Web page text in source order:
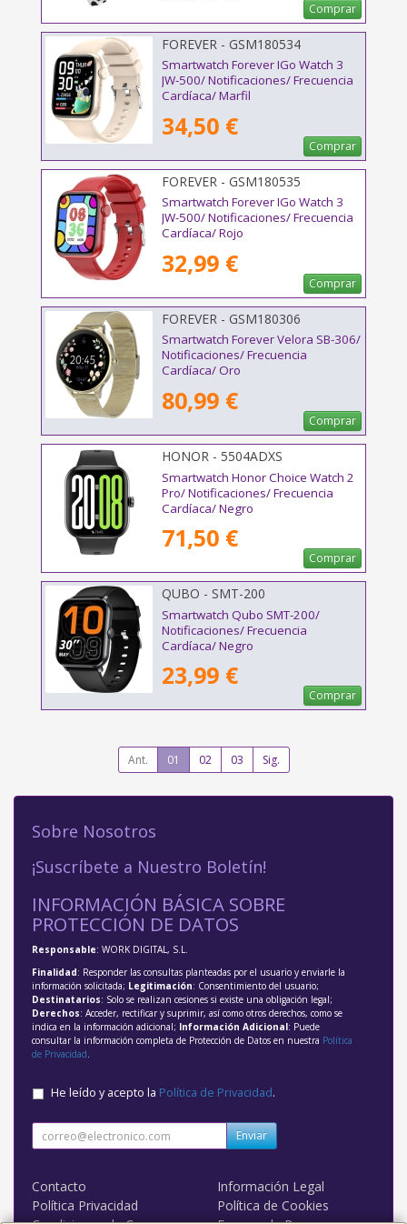
Comprar
FOREVER - GSM180534
Smartwatch Forever IGo Watch 3
JW-500/ Notificaciones/ Frecuencia
Cardíaca/ Marfil
34,50 €
Comprar
FOREVER - GSM180535
Smartwatch Forever IGo Watch 3
JW-500/ Notificaciones/ Frecuencia
Cardíaca/ Rojo
32,99 €
Comprar
FOREVER - GSM180306
Smartwatch Forever Velora SB-306/
Notificaciones/ Frecuencia
Cardíaca/ Oro
80,99 €
Comprar
HONOR - 5504ADXS
Smartwatch Honor Choice Watch 2
Pro/ Notificaciones/ Frecuencia
Cardíaca/ Negro
71,50 €
Comprar
QUBO - SMT-200
Smartwatch Qubo SMT-200/
Notificaciones/ Frecuencia
Cardíaca/ Negro
23,99 €
Comprar
Ant. 01 02 03 Sig.
Sobre Nosotros
¡Suscríbete a Nuestro Boletín!
INFORMACIÓN BÁSICA SOBRE
PROTECCIÓN DE DATOS
Responsable: WORK DIGITAL, S.L.
Finalidad: Responder las consultas planteadas por el usuario y enviarle la
información solicitada; Legitimación: Consentimiento del usuario;
Destinatarios: Solo se realizan cesiones si existe una obligación legal;
Derechos: Acceder, rectificar y suprimir, así como otros derechos, como se
indica en la información adicional; Información Adicional: Puede
consultar la información completa de Protección de Datos en nuestra Política
de Privacidad.
He leído y acepto la Política de Privacidad.
Enviar
Contacto
Información Legal
Política Privacidad
Política de Cookies